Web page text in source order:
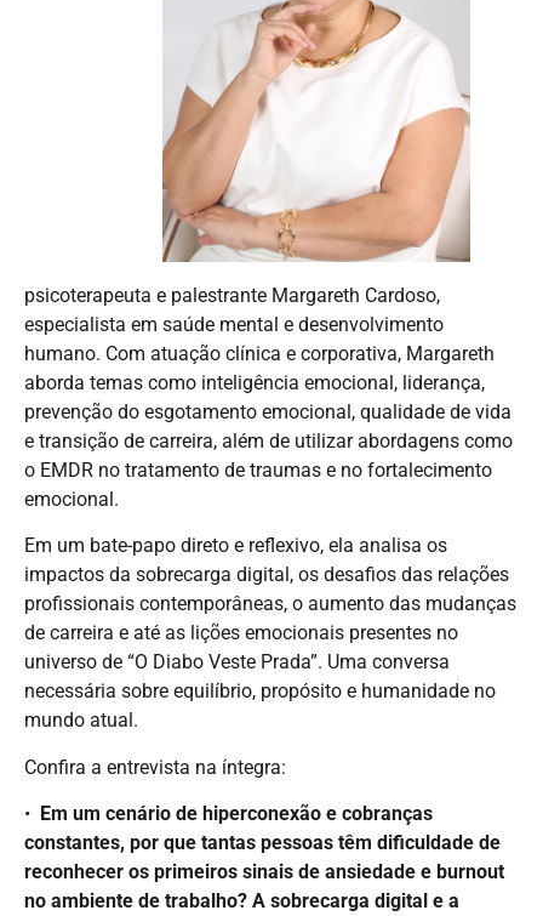
psicoterapeuta e palestrante Margareth Cardoso,
especialista em saúde mental e desenvolvimento
humano. Com atuação clínica e corporativa, Margareth
aborda temas como inteligência emocional, liderança,
prevenção do esgotamento emocional, qualidade de vida
e transição de carreira, além de utilizar abordagens como
o EMDR no tratamento de traumas e no fortalecimento
emocional.
Em um bate-papo direto e reflexivo, ela analisa os
impactos da sobrecarga digital, os desafios das relações
profissionais contemporâneas, o aumento das mudanças
de carreira e até as lições emocionais presentes no
universo de “O Diabo Veste Prada”. Uma conversa
necessária sobre equilíbrio, propósito e humanidade no
mundo atual.
Confira a entrevista na íntegra:
•⁠ ⁠ Em um cenário de hiperconexão e cobranças
constantes, por que tantas pessoas têm dificuldade de
reconhecer os primeiros sinais de ansiedade e burnout
no ambiente de trabalho? ⁠A sobrecarga digital e a